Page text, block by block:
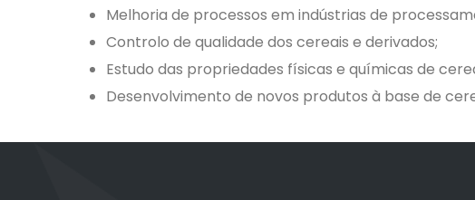
Melhoria de processos em indústrias de
Controlo de qualidade dos cereais e derivados;
Estudo das propriedades físicas e químicas de
Desenvolvimento de novos produtos à base de